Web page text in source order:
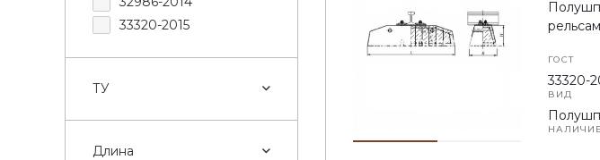
33320-2015
ТУ
Длина
ГОСТ
33320-
ВИД